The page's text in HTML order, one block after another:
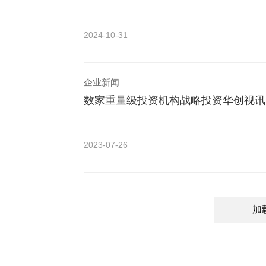
2024-10-31
企业新闻
数家重量级投资机构战略投资华创视讯
2023-07-26
加